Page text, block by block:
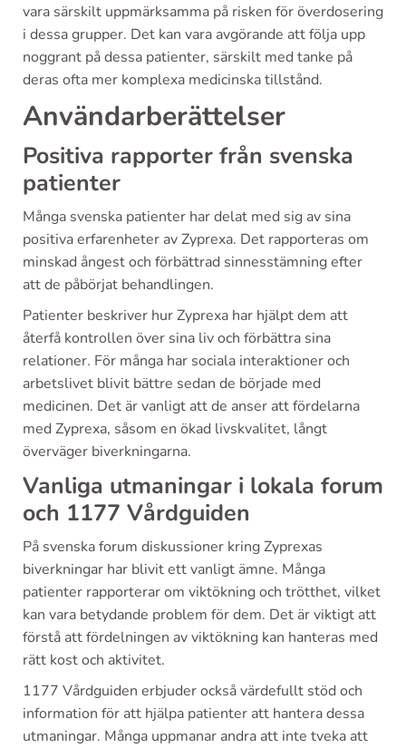
vara särskilt uppmärksamma på risken för överdosering
i dessa grupper. Det kan vara avgörande att följa upp
noggrant på dessa patienter, särskilt med tanke på
deras ofta mer komplexa medicinska tillstånd.
Användarberättelser
Positiva rapporter från svenska
patienter
Många svenska patienter har delat med sig av sina
positiva erfarenheter av Zyprexa. Det rapporteras om
minskad ångest och förbättrad sinnesstämning efter
att de påbörjat behandlingen.
Patienter beskriver hur Zyprexa har hjälpt dem att
återfå kontrollen över sina liv och förbättra sina
relationer. För många har sociala interaktioner och
arbetslivet blivit bättre sedan de började med
medicinen. Det är vanligt att de anser att fördelarna
med Zyprexa, såsom en ökad livskvalitet, långt
överväger biverkningarna.
Vanliga utmaningar i lokala forum
och 1177 Vårdguiden
På svenska forum diskussioner kring Zyprexas
biverkningar har blivit ett vanligt ämne. Många
patienter rapporterar om viktökning och trötthet, vilket
kan vara betydande problem för dem. Det är viktigt att
förstå att fördelningen av viktökning kan hanteras med
rätt kost och aktivitet.
1177 Vårdguiden erbjuder också värdefullt stöd och
information för att hjälpa patienter att hantera dessa
utmaningar. Många uppmanar andra att inte tveka att